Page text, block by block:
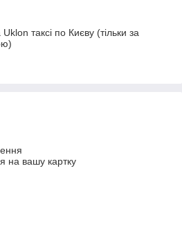
таксі по Києву (тільки за
на вашу картку